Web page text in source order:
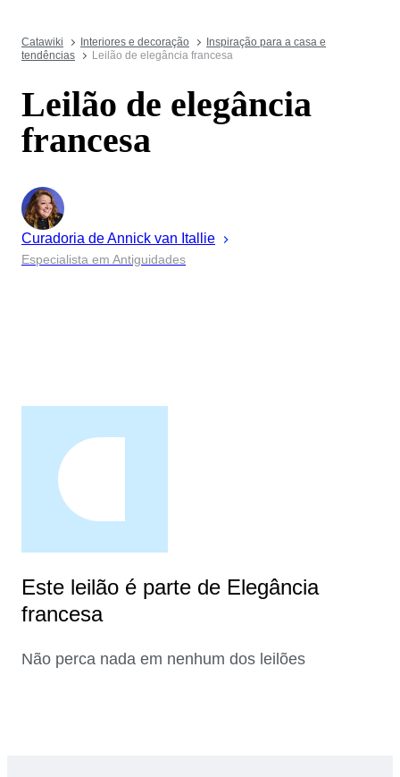
Catawiki Interiores e decoração
Inspiração para a casa e
tendências
Leilão de elegância francesa
Leilão de elegância
francesa
Curadoria deAnnick van Itallie
Especialista em Antiguidades
Este leilão é parte de Elegância
francesa
Não perca nada em nenhum dos leilões